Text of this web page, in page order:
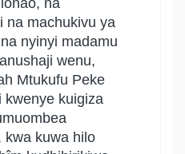
na
na machukivu ya
nyinyi madamu
wenu,
Mtukufu Peke
kwenye kuigiza
kwa kuwa hilo